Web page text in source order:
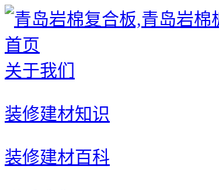
首页
关于我们
装修建材知识
装修建材百科